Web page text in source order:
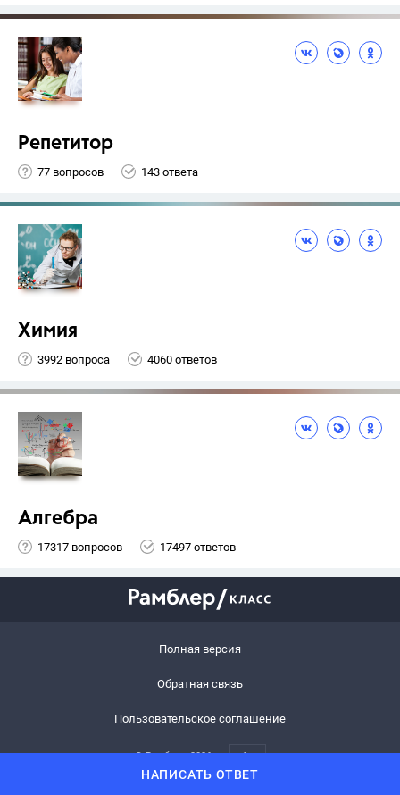
НАПИСАТЬ ОТВЕТ
Репетитор
77 вопросов 143 ответа
Химия
3992 вопроса 4060 ответов
Алгебра
17317 вопросов 17497 ответов
Полная версия
Обратная связь
Пользовательское соглашение
© Рамблер,2026 6+